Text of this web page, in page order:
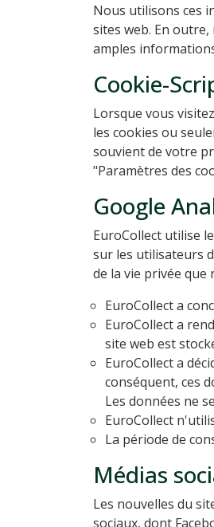
Nous utilisons ces
sites web. En
amples
Cookie-
Lorsque vous
les cookies ou
souvient de votre
"Paramètres des
Google
EuroCollect utilise
sur les utilisateurs
de la vie privée que
EuroCollect a
EuroCollect a
site web est
EuroCollect a
conséquent, ces
Les données ne
EuroCollect
La période de
Médias
Les nouvelles du
sociaux, dont